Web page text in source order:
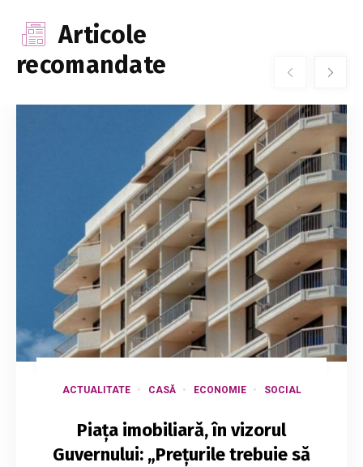
Articole
recomandate
ACTUALITATE CASĂ ECONOMIE SOCIAL
Piața imobiliară, în vizorul
Guvernului: „Prețurile trebuie să